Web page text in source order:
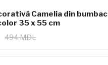
Camelia din bumbac
35 x 55 cm
494 MDL